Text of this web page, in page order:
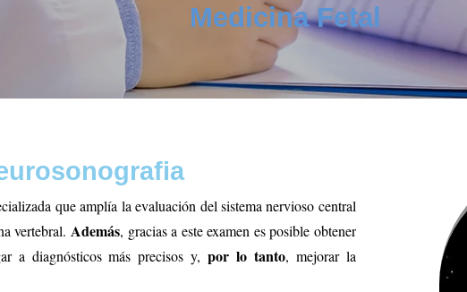
Medicina Fetal
que amplía la evaluación del sistema nervioso central
vertebral. Además, gracias a este examen es posible obtener
a diagnósticos más precisos y,por lo tanto, mejorar la